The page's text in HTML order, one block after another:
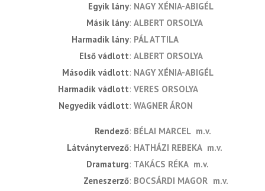
Egyik lány NAGY XÉNIA-ABIGÉL
Másik lány ALBERT ORSOLYA
Harmadik lány PÁL ATTILA
Első vádlott ALBERT ORSOLYA
Második vádlott NAGY XÉNIA-ABIGÉL
Harmadik vádlott VERES ORSOLYA
Negyedik vádlott WAGNER ÁRON
rendező BÉLAI MARCEL m.v.
látványtervező HATHÁZI REBEKA m.v.
dramaturg TAKÁCS RÉKA m.v.
zeneszerző BOCSÁRDI MAGOR m.v.